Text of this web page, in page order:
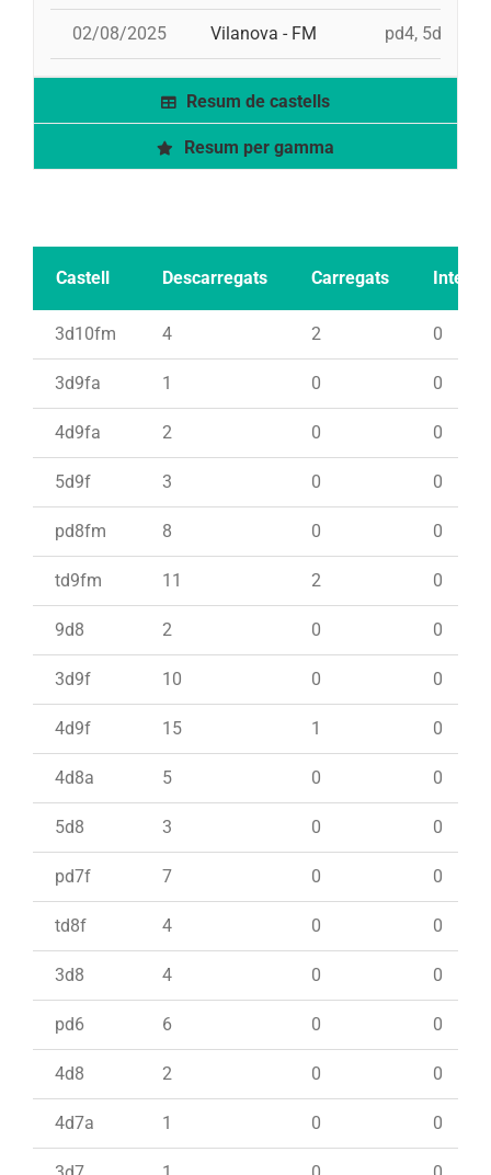
02/08/2025 Vilanova - FM pd4, 5d9f,
Resum de castells
Resum per gamma
Castell Descarregats Carregats Intents
3d10fm 4 2 0
3d9fa 1 0 0
4d9fa 2 0 0
5d9f 3 0 0
pd8fm 8 0 0
td9fm 11 2 0
9d8 2 0 0
3d9f 10 0 0
4d9f 15 1 0
4d8a 5 0 0
5d8 3 0 0
pd7f 7 0 0
td8f 4 0 0
3d8 4 0 0
pd6 6 0 0
4d8 2 0 0
4d7a 1 0 0